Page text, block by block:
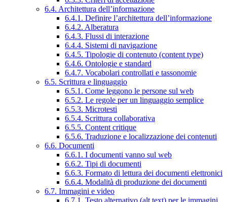
6.4. Architettura dell’informazione
6.4.1. Definire l’architettura dell’informazione
6.4.2. Alberatura
6.4.3. Flussi di interazione
6.4.4. Sistemi di navigazione
6.4.5. Tipologie di contenuto (content type)
6.4.6. Ontologie e standard
6.4.7. Vocabolari controllati e tassonomie
6.5. Scrittura e linguaggio
6.5.1. Come leggono le persone sul web
6.5.2. Le regole per un linguaggio semplice
6.5.3. Microtesti
6.5.4. Scrittura collaborativa
6.5.5. Content critique
6.5.6. Traduzione e localizzazione dei contenuti
6.6. Documenti
6.6.1. I documenti vanno sul web
6.6.2. Tipi di documenti
6.6.3. Formato di lettura dei documenti elettronici
6.6.4. Modalità di produzione dei documenti
6.7. Immagini e video
6.7.1. Testo alternativo (alt text) per le immagini